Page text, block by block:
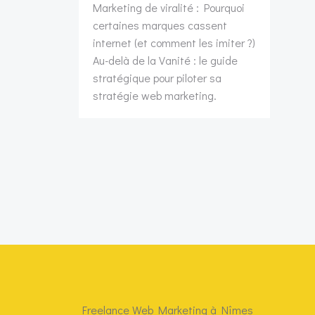
Marketing de viralité : Pourquoi
certaines marques cassent
internet (et comment les imiter ?)
Au-delà de la Vanité : le guide
stratégique pour piloter sa
stratégie web marketing.
Freelance Web Marketing à Nîmes